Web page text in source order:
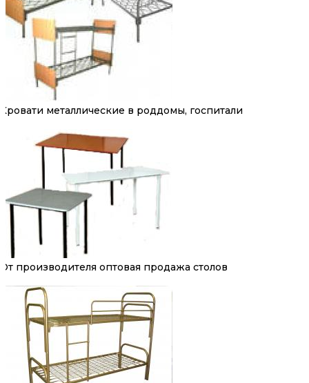
Кровати металлические в роддомы, госпитали
От производителя оптовая продажа столов